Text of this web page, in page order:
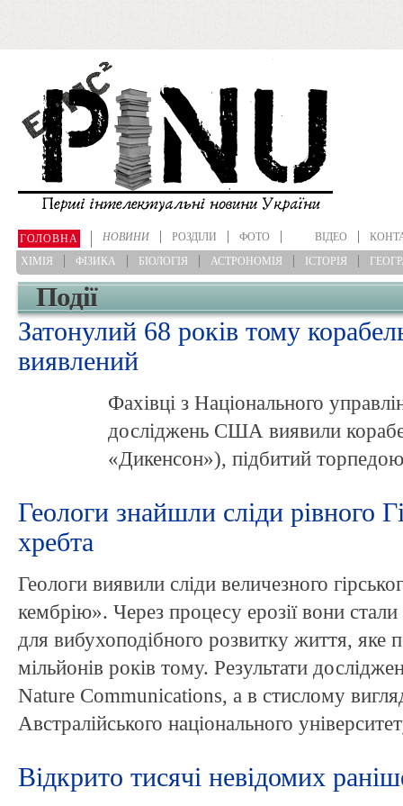
Перейти до основного матеріалу
ГОЛОВНА НОВИНИ
РОЗДІЛИ
ХІМІЯ
ФІЗИКА БІОЛОГІЯ АСТРОНОМІЯ ІСТОРІЯ
ФОТО ВІДЕО
Події
Затонулий 68 років тому
виявлений
Фахівці з Національного
досліджень США виявили
«Дикенсон»), підбитий
Геологи знайшли сліди рівного
хребта
Геологи виявили сліди величезного
кембрію». Через процесу ерозії вони
для вибухоподібного розвитку життя, яке
мільйонів років тому. Результати
Nature Communications, а в стислому
Австралійського національного
Відкрито тисячі невідомих